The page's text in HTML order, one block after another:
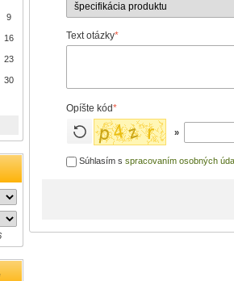
9
16
23
30
Text otázky*
Opíšte kód*
»
Súhlasím sspracovaním osobných